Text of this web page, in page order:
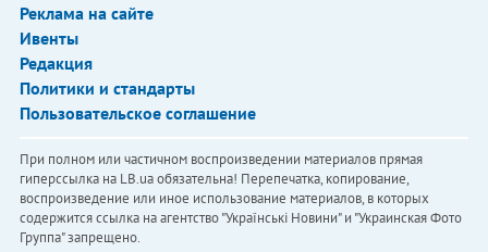
Реклама на сайте
Ивенты
Редакция
Политики и стандарты
Пользовательское соглашение
При полном или частичном воспроизведении материалов прямая
гиперссылка на LB.ua обязательна! Перепечатка, копирование,
воспроизведение или иное использование материалов, в которых
содержится ссылка на агентство "Українськi Новини" и "Украинская Фото
Группа" запрещено.